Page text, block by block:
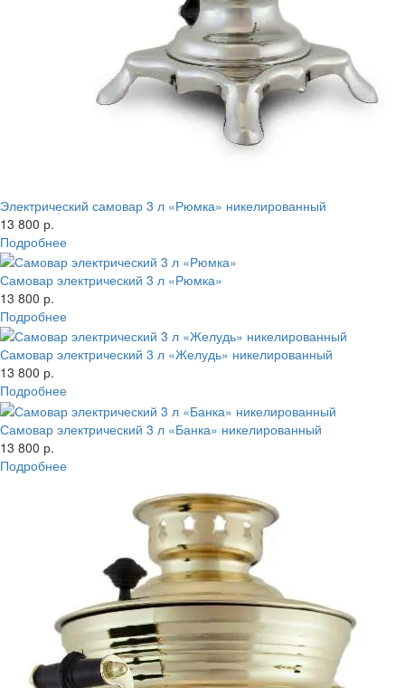
Электрический самовар 3 л «Рюмка» никелированный
13 800 р.
Подробнее
Самовар электрический 3 л «Рюмка»
13 800 р.
Подробнее
Самовар электрический 3 л «Желудь» никелированный
13 800 р.
Подробнее
Самовар электрический 3 л «Банка» никелированный
13 800 р.
Подробнее